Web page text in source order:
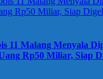
11 Malang Menyala
Rp50 Miliar, Siap